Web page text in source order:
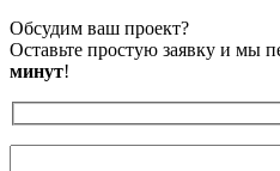
Обсудим ваш проект?
Оставьте простую заявку и мы
минут!